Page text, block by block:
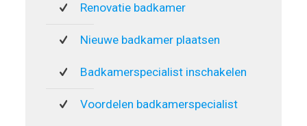
Renovatie badkamer
Nieuwe badkamer plaatsen
Badkamerspecialist inschakelen
Voordelen badkamerspecialist